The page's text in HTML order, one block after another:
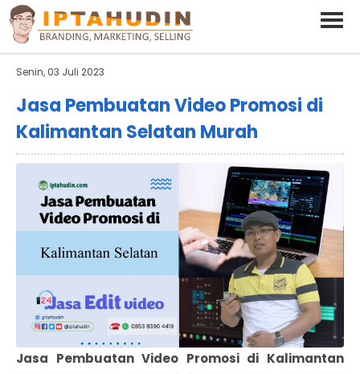
BARAND ANDA
Deskripsi Singkat Saja
Senin, 03 Juli 2023
Jasa Pembuatan Video Promosi di
Kalimantan Selatan Murah
Jasa Pembuatan Video Promosi di Kalimantan